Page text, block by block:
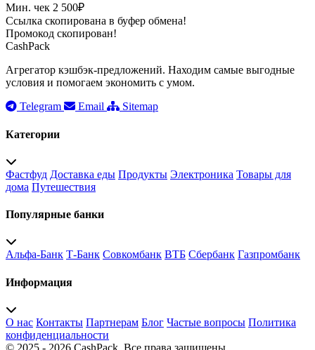
Мин. чек 2 500₽
Ссылка скопирована в буфер обмена!
Промокод скопирован!
CashPack
Агрегатор кэшбэк-предложений. Находим самые выгодные
условия и помогаем экономить с умом.
Telegram
Email Sitemap
Категории
Фастфуд Доставка еды Продукты Электроника Товары для
дома Путешествия
Популярные банки
Альфа-Банк Т-Банк Совкомбанк ВТБ Сбербанк Газпромбанк
Информация
О нас Контакты Партнерам Блог Частые вопросы Политика
конфиденциальности
© 2025 - 2026 CashPack. Все права защищены.